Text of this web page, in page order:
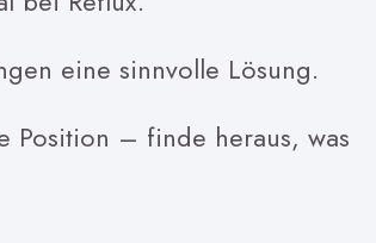
eine sinnvolle Lösung.
Position – finde heraus, was